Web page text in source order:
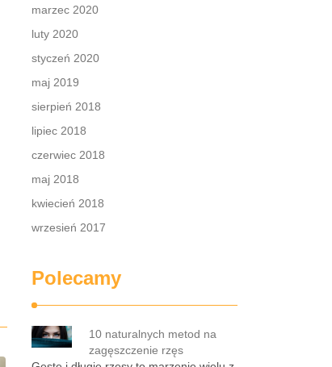
marzec 2020
luty 2020
styczeń 2020
maj 2019
sierpień 2018
lipiec 2018
czerwiec 2018
maj 2018
kwiecień 2018
wrzesień 2017
Polecamy
10 naturalnych metod na
zagęszczenie rzęs